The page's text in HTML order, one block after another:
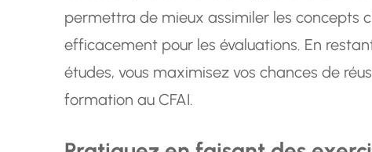
permettra de mieux assimiler les concepts
efficacement pour les évaluations. En
études, vous maximisez vos chances de
formation au CFAI.